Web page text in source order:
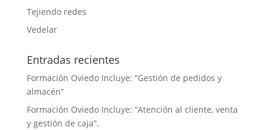
Tejiendo redes
Vedelar
Entradas recientes
Formación Oviedo Incluye: “Gestión de pedidos y
almacén”
Formación Oviedo Incluye: “Atención al cliente, venta
y gestión de caja”.